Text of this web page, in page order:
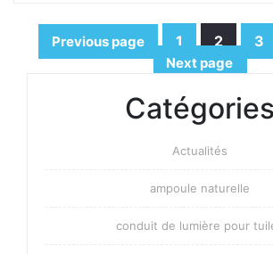
Pagination
publications
Previous page Page
1 Page
2 3
Next page
Catégories
Actualités
ampoule naturelle
conduit de lumière pour